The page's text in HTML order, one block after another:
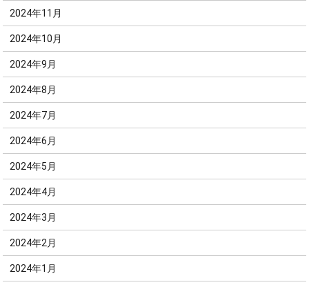
2024年11月
2024年10月
2024年9月
2024年8月
2024年7月
2024年6月
2024年5月
2024年4月
2024年3月
2024年2月
2024年1月